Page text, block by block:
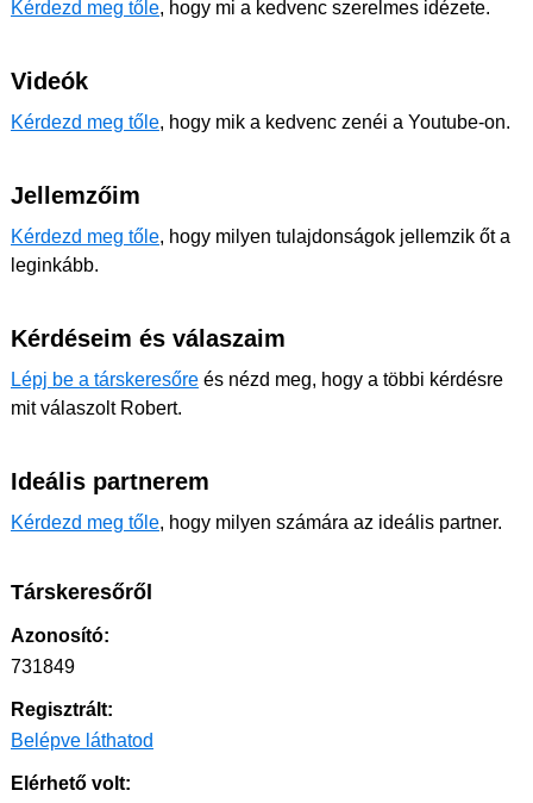
Kérdezd meg tőle, hogy mi a kedvenc szerelmes idézete.
Videók
Kérdezd meg tőle, hogy mik a kedvenc zenéi a Youtube-on.
Jellemzőim
Kérdezd meg tőle, hogy milyen tulajdonságok jellemzik őt a
leginkább.
Kérdéseim és válaszaim
Lépj be a társkeresőre és nézd meg, hogy a többi kérdésre
mit válaszolt Robert.
Ideális partnerem
Kérdezd meg tőle, hogy milyen számára az ideális partner.
Társkeresőről
Azonosító:
731849
Regisztrált:
Belépve láthatod
Elérhető volt: